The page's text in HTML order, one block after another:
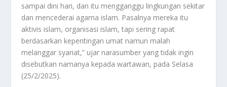
sampai dini hari, dan itu mengganggu lingkungan sekitar
dan mencederai agama islam. Pasalnya mereka itu
aktivis islam, organisasi islam, tapi sering rapat
berdasarkan kepentingan umat namun malah
melanggar syariat,” ujar narasumber yang tidak ingin
disebutkan namanya kepada wartawan, pada Selasa
(25/2/2025).